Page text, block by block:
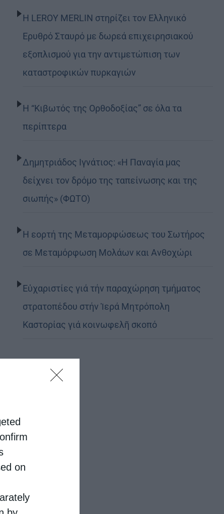
on
Η LEROY MERLIN στηρίζει τον Ελληνικό
Ερυθρό Σταυρό με δωρεά επιχειρησιακού
εξοπλισμού για την αντιμετώπιση των
καταστροφικών πυρκαγιών
Η “Κιβωτός της Ορθοδοξίας” σε όλα τα
περίπτερα
Δημητριάδος Ιγνάτιος: «Η Παναγία μας
δείχνει τον δρόμο της ταπείνωσης και της
σιωπής» (ΦΩΤΟ)
Η εορτή της Μεταμορφώσεως του Σωτήρος
σε Μεταμόρφωση Μολάων και Ανθοχώρι
Εὐχαριστίες γιά τήν παραχώρηση τμήματος
στρατοπέδου στήν Ἱερά Μητρόπολη
Καστορίας γιά κοινωφελῆ σκοπό